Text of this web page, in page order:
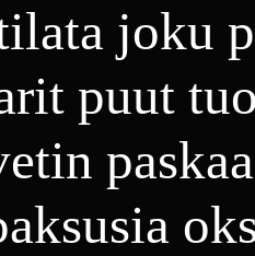
joku
puut